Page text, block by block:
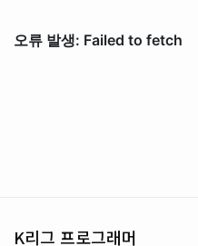
K리그 프로그래머